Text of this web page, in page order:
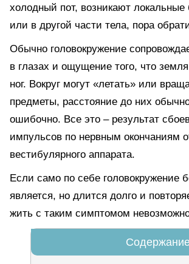
холодный пот, возникают локальные
или в другой части тела, пора
Обычно головокружение
в глазах и ощущение того, что
ног. Вокруг могут «летать» или
предметы, расстояние до них
ошибочно. Все это – результат
импульсов по нервным окончаниям
вестибулярного аппарата.
Если само по себе головокружение
является, но длится долго и
жить с таким симптомом